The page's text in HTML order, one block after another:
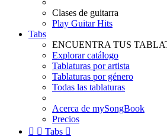
Clases de guitarra
Play Guitar Hits
Tabs
ENCUENTRA TUS
Explorar catálogo
Tablaturas por artista
Tablaturas por género
Todas las tablaturas
Acerca de mySongBook
Precios
  Tabs 